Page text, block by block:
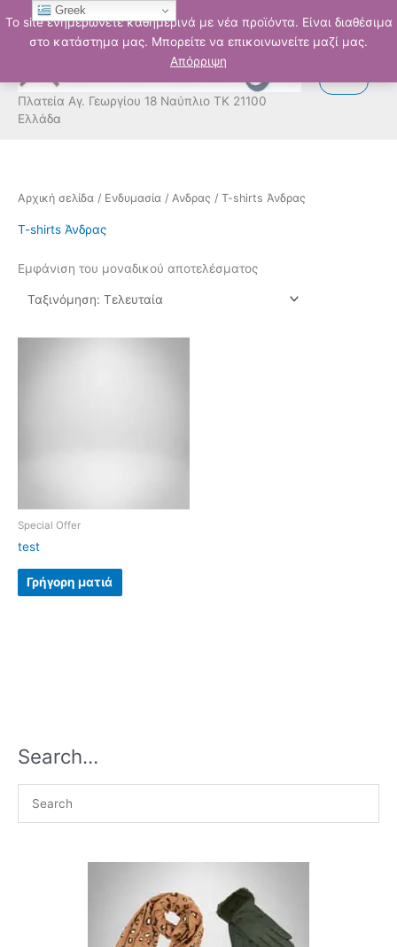
Το site ενημερώνετε καθημερινά με νέα προϊόντα. Είναι διαθέσιμα
στο κατάστημα μας. Μπορείτε να επικοινωνείτε μαζί μας.
Απόρριψη
Μετάβαση
στο
περιεχόμενο
Πλατεία Αγ. Γεωργίου 18 Ναύπλιο ΤΚ 21100
Ελλάδα
Αρχική σελίδα / Ενδυμασία / Ανδρας / T-shirts Άνδρας
T-shirts Άνδρας
Εμφάνιση του μοναδικού αποτελέσματος
Special Offer
test
Γρήγορη ματιά
Search…
Greek